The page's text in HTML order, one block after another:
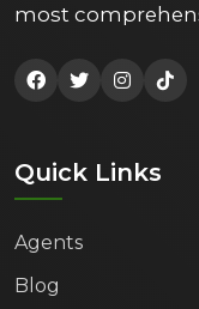
most
Quick Links
Agents
Blog